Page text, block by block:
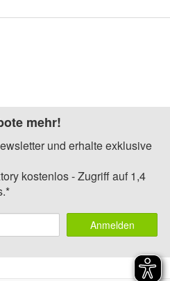
mehr!
und erhalte exklusive
kostenlos - Zugriff auf 1,4
Anmelden